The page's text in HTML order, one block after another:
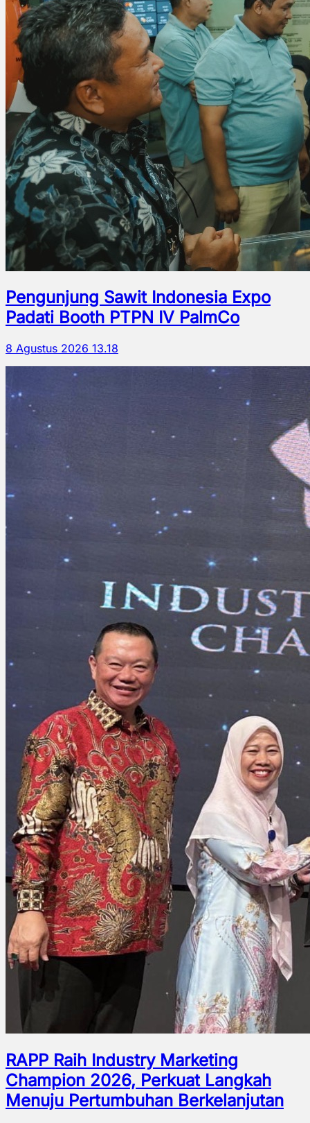
Pengunjung Sawit Indonesia Expo
Padati Booth PTPN IV PalmCo
8 Agustus 2026 13.18
RAPP Raih Industry Marketing
Champion 2026, Perkuat Langkah
Menuju Pertumbuhan Berkelanjutan